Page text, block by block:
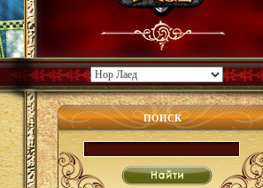
ПОИСК